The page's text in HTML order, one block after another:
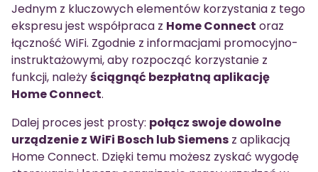
Jednym z kluczowych elementów korzystania z tego
ekspresu jest współpraca z Home Connect oraz
łączność WiFi. Zgodnie z informacjami promocyjno-
instruktażowymi, aby rozpocząć korzystanie z
funkcji, należyściągnąć bezpłatną aplikację
Home Connect.
Dalej proces jest prosty: połącz swoje dowolne
urządzenie z WiFi Bosch lub Siemens z aplikacją
Home Connect. Dzięki temu możesz zyskać wygodę